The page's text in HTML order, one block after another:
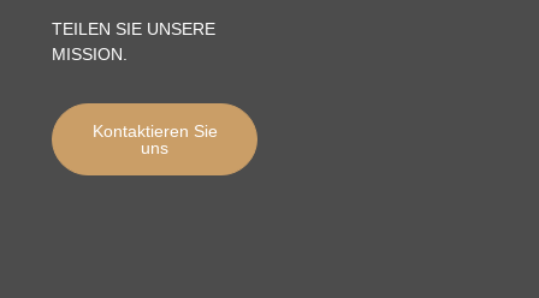
TEILEN SIE UNSERE
MISSION.
Kontaktieren Sie
uns